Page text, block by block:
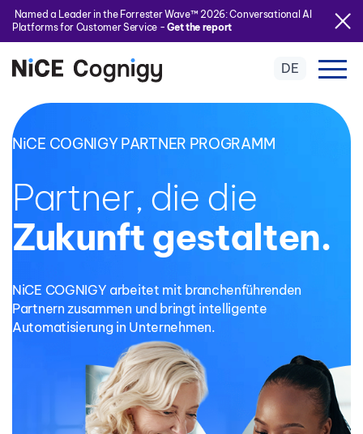
Named a Leader in the Forrester Wave™ 2026: Conversational AI
Platforms for Customer Service -Get the report
DE
NiCE COGNIGY PARTNER PROGRAMM
Partner, die die
Zukunft gestalten.
NiCE COGNIGY arbeitet mit branchenführenden
Partnern zusammen und bringt intelligente
Automatisierung in Unternehmen.